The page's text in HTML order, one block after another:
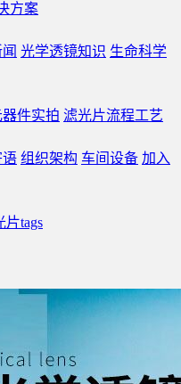
方案
光学透镜知识 生命科学
件实拍 滤光片流程工艺
语 组织架构 车间设备 加入
片tags